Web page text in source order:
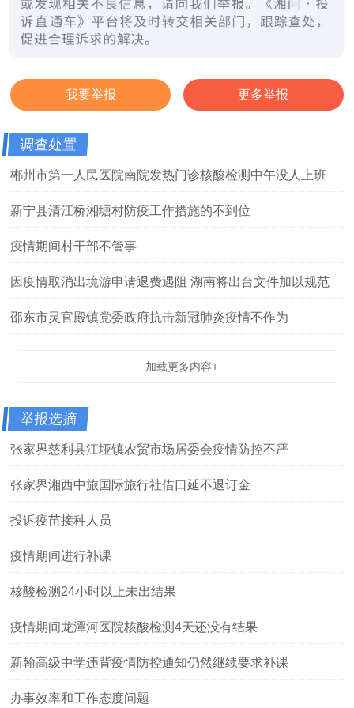
我要举报 更多举报
调查处置
郴州市第一人民医院南院发热门诊核酸检测中午没人上班
新宁县清江桥湘塘村防疫工作措施的不到位
疫情期间村干部不管事
因疫情取消出境游申请退费遇阻 湖南将出台文件加以规范
邵东市灵官殿镇党委政府抗击新冠肺炎疫情不作为
加载更多内容+
举报选摘
张家界慈利县江垭镇农贸市场居委会疫情防控不严
张家界湘西中旅国际旅行社借口延不退订金
投诉疫苗接种人员
疫情期间进行补课
核酸检测24小时以上未出结果
疫情期间龙潭河医院核酸检测4天还没有结果
新翰高级中学违背疫情防控通知仍然继续要求补课
办事效率和工作态度问题